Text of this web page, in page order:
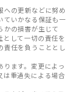
への更新などに努め
ていかなる保証も一
かの損害が生じて
して一切の責任を
責任を負うこととし
ます。変更によっ
は重過失による場合